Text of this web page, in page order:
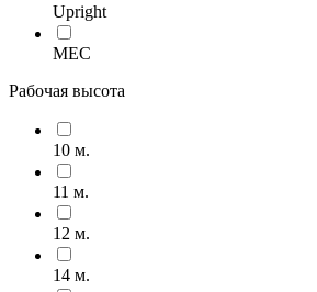
Upright
MEC
Рабочая высота
10 м.
11 м.
12 м.
14 м.